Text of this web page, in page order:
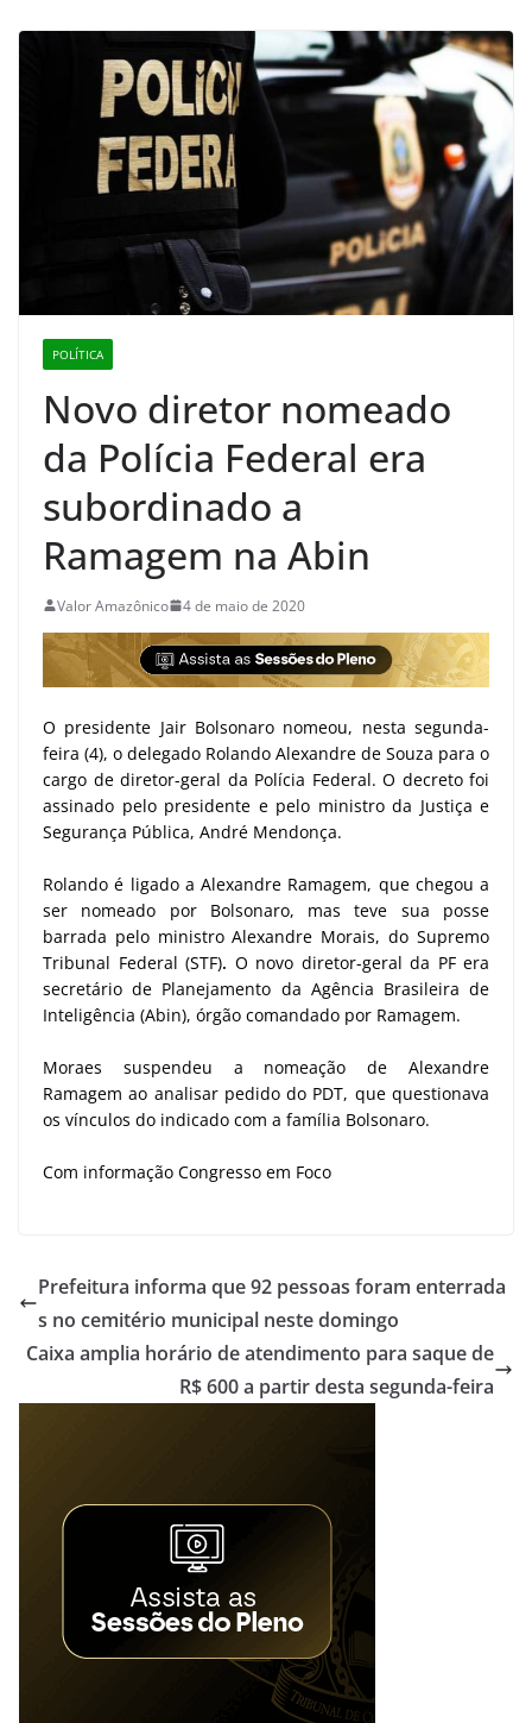
POLÍTICA
Novo diretor nomeado
da Polícia Federal era
subordinado a
Ramagem na Abin
Valor Amazônico 4 de maio de 2020
O presidente Jair Bolsonaro nomeou, nesta segunda-
feira (4), o delegado Rolando Alexandre de Souza para o
cargo de diretor-geral da Polícia Federal. O decreto foi
assinado pelo presidente e pelo ministro da Justiça e
Segurança Pública, André Mendonça.
Rolando é ligado a Alexandre Ramagem, que chegou a
ser nomeado por Bolsonaro, mas teve sua posse
barrada pelo ministro Alexandre Morais, do Supremo
Tribunal Federal (STF). O novo diretor-geral da PF era
secretário de Planejamento da Agência Brasileira de
Inteligência (Abin), órgão comandado por Ramagem.
Moraes suspendeu a nomeação de Alexandre
Ramagem ao analisar pedido do PDT, que questionava
os vínculos do indicado com a família Bolsonaro.
Com informação Congresso em Foco
Prefeitura informa que 92 pessoas foram enterrada
s no cemitério municipal neste domingo
Caixa amplia horário de atendimento para saque de
R$ 600 a partir desta segunda-feira